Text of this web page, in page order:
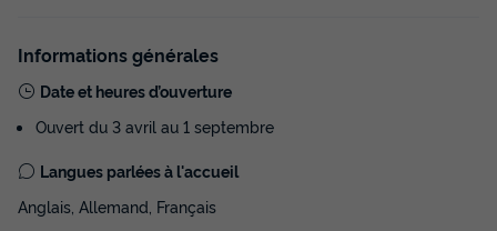
Congélateur
Réfrigérateur
MOBILHOME 6 personnes - Mobil-home | Classic | 3 Ch. | 6
du04/09/2026au11/09/2026
Meilleur prix pour 7 nuits
Informations générales
Date et heures d’ouverture
Ouvert du 3 avril au 1 septembre
Langues parlées à l'accueil
Anglais, Allemand, Français